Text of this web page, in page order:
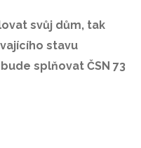
svůj dům, tak
stavu
splňovat ČSN 73